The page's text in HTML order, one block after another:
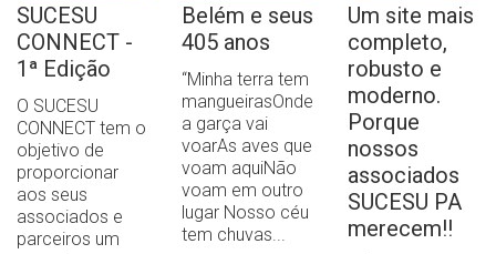
SUCESU
CONNECT -
1ª Edição
O SUCESU
CONNECT tem o
objetivo de
proporcionar
aos seus
associados e
parceiros um
Belém e seus
405 anos
“Minha terra tem
mangueirasOnde
a garça vai
voarAs aves que
voam aquiNão
voam em outro
lugar Nosso céu
tem chuvas...
Um site mais
completo,
robusto e
moderno.
Porque
nossos
associados
SUCESU PA
merecem!!